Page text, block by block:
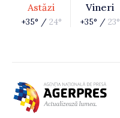
Astăzi
+35° / 24°
Vineri
+35° / 23°